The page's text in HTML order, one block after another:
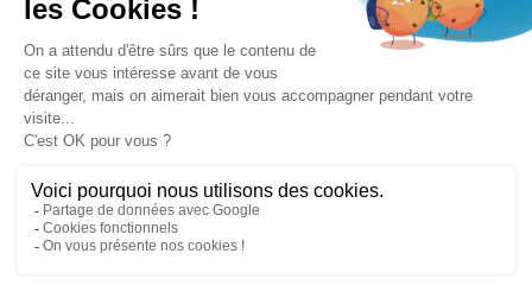
Mentions légales
Conditions générales de ventes
Plateforme de signalement